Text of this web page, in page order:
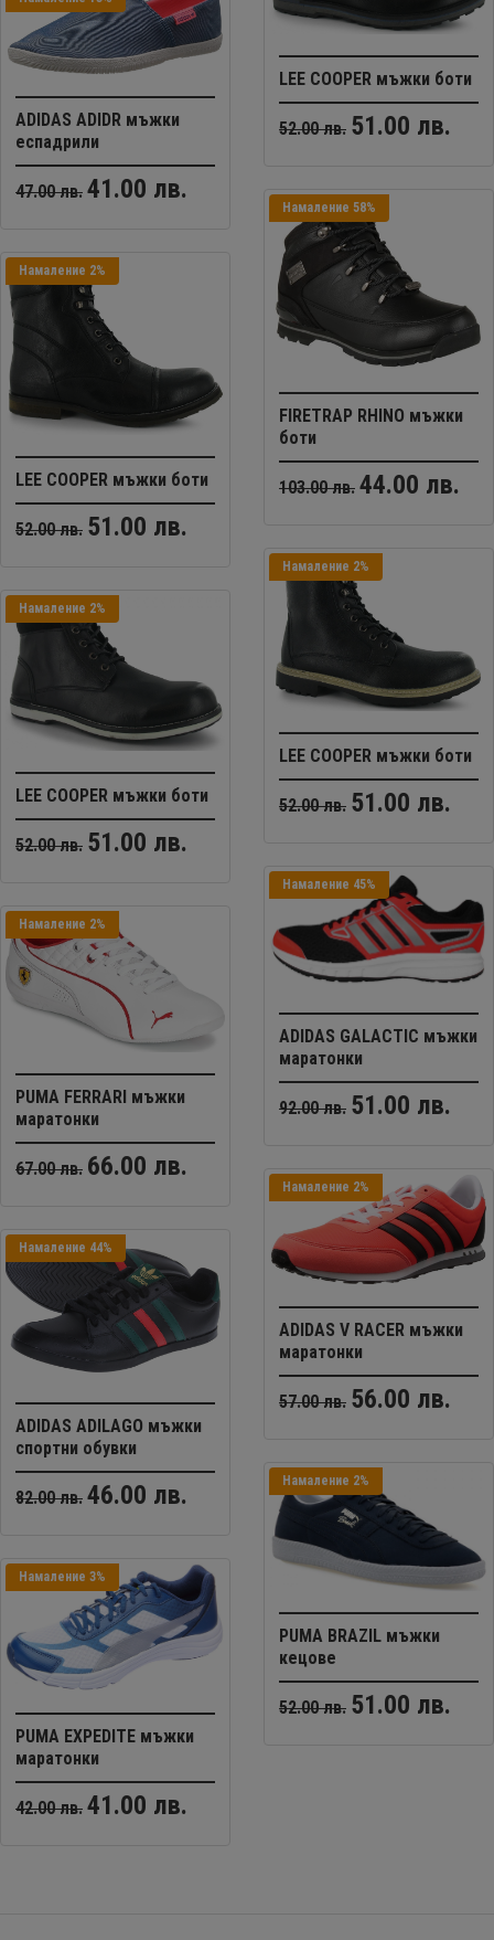
LEE COOPER мъжки боти
52.00 лв. 51.00 лв.
ADIDAS ADIDR мъжки
еспадрили
47.00 лв. 41.00 лв.
FIRETRAP RHINO мъжки
боти
103.00 лв. 44.00 лв.
Намаление 58%
LEE COOPER мъжки боти
52.00 лв. 51.00 лв.
Намаление 2%
LEE COOPER мъжки боти
52.00 лв. 51.00 лв.
Намаление 2%
LEE COOPER мъжки боти
52.00 лв. 51.00 лв.
Намаление 2%
ADIDAS GALACTIC мъжки
маратонки
92.00 лв. 51.00 лв.
Намаление 45%
PUMA FERRARI мъжки
маратонки
67.00 лв. 66.00 лв.
Намаление 2%
ADIDAS V RACER мъжки
маратонки
57.00 лв. 56.00 лв.
Намаление 2%
ADIDAS ADILAGO мъжки
спортни обувки
82.00 лв. 46.00 лв.
Намаление 44%
PUMA BRAZIL мъжки
кецове
52.00 лв. 51.00 лв.
Намаление 2%
PUMA EXPEDITE мъжки
маратонки
42.00 лв. 41.00 лв.
Намаление 3%